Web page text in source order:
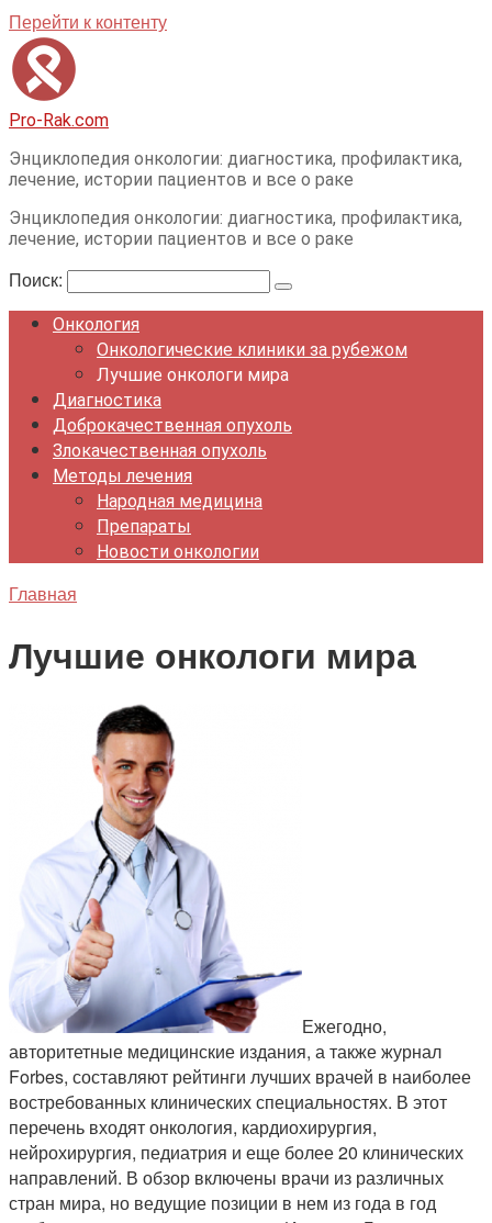
Перейти к контенту
Pro-Rak.com
Энциклопедия онкологии: диагностика, профилактика,
лечение, истории пациентов и все о раке
Энциклопедия онкологии: диагностика, профилактика,
лечение, истории пациентов и все о раке
Поиск:
Онкология
Онкологические клиники за рубежом
Лучшие онкологи мира
Диагностика
Доброкачественная опухоль
Злокачественная опухоль
Методы лечения
Народная медицина
Препараты
Новости онкологии
Главная
Лучшие онкологи мира
Ежегодно,
авторитетные медицинские издания, а также журнал
Forbes, составляют рейтинги лучших врачей в наиболее
востребованных клинических специальностях. В этот
перечень входят онкология, кардиохирургия,
нейрохирургия, педиатрия и еще более 20 клинических
направлений. В обзор включены врачи из различных
стран мира, но ведущие позиции в нем из года в год